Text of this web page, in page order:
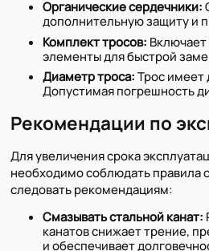
Органические сердечники:
дополнительную защиту и
Комплект тросов:
элементы для быстрой
Диаметр троса:Трос имеет
Допустимая погрешность
Рекомендации по
Для увеличения срока
необходимо соблюдать правила
следовать рекомендациям:
Смазывать стальной канат:
канатов снижает трение,
и обеспечивает